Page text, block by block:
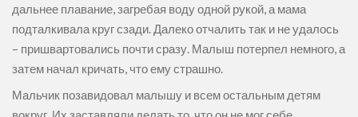
дальнее плавание, загребая воду одной рукой, а мама
подталкивала круг сзади. Далеко отчалить так и не удалось
– пришвартовались почти сразу. Малыш потерпел немного, а
затем начал кричать, что ему страшно.
Мальчик позавидовал малышу и всем остальным детям